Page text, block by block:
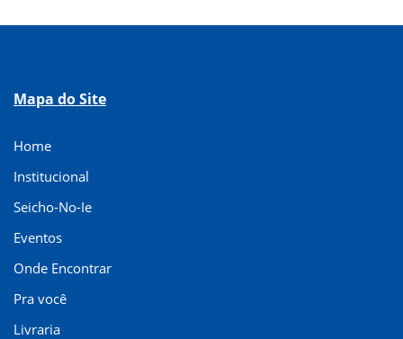
Mapa do Site
Home
Institucional
Seicho-No-Ie
Eventos
Onde Encontrar
Pra você
Livraria